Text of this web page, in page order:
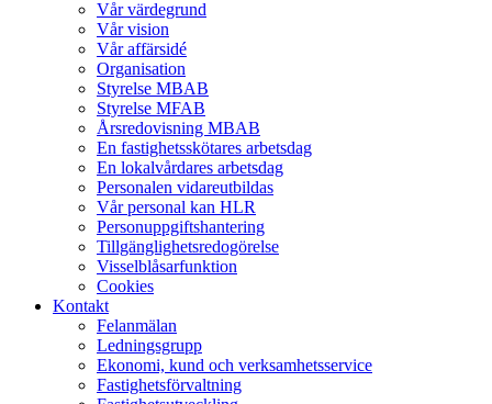
Vår värdegrund
Vår vision
Vår affärsidé
Organisation
Styrelse MBAB
Styrelse MFAB
Årsredovisning MBAB
En fastighetsskötares arbetsdag
En lokalvårdares arbetsdag
Personalen vidareutbildas
Vår personal kan HLR
Personuppgiftshantering
Tillgänglighetsredogörelse
Visselblåsarfunktion
Cookies
Kontakt
Felanmälan
Ledningsgrupp
Ekonomi, kund och verksamhetsservice
Fastighetsförvaltning